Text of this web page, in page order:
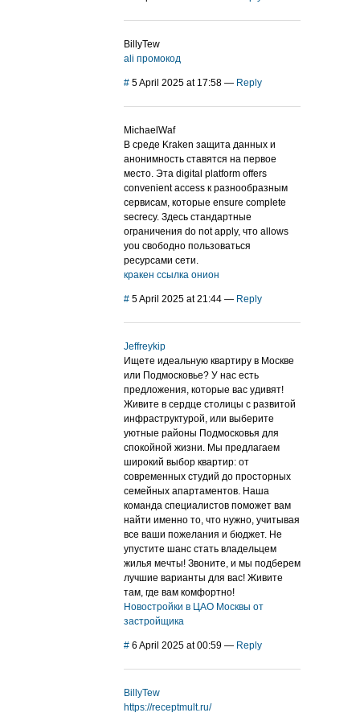
BillyTew
ali промокод
# 5 April 2025 at 17:58 — Reply
MichaelWaf
В среде Kraken защита данных и
анонимность ставятся на первое
место. Эта digital platform offers
convenient access к разнообразным
сервисам, которые ensure complete
secrecy. Здесь стандартные
ограничения do not apply, что allows
you свободно пользоваться
ресурсами сети.
кракен ссылка онион
# 5 April 2025 at 21:44 — Reply
Jeffreykip
Ищете идеальную квартиру в Москве
или Подмосковье? У нас есть
предложения, которые вас удивят!
Живите в сердце столицы с развитой
инфраструктурой, или выберите
уютные районы Подмосковья для
спокойной жизни. Мы предлагаем
широкий выбор квартир: от
современных студий до просторных
семейных апартаментов. Наша
команда специалистов поможет вам
найти именно то, что нужно, учитывая
все ваши пожелания и бюджет. Не
упустите шанс стать владельцем
жилья мечты! Звоните, и мы подберем
лучшие варианты для вас! Живите
там, где вам комфортно!
Новостройки в ЦАО Москвы от
застройщика
# 6 April 2025 at 00:59 — Reply
BillyTew
https://receptmult.ru/